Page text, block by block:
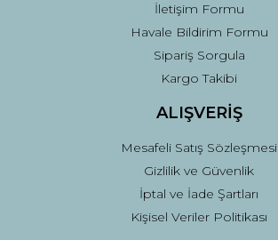
İletişim Formu
Havale Bildirim Formu
Sipariş Sorgula
Kargo Takibi
ALIŞVERİŞ
Mesafeli Satış Sözleşmesi
Gizlilik ve Güvenlik
İptal ve İade Şartları
Kişisel Veriler Politikası